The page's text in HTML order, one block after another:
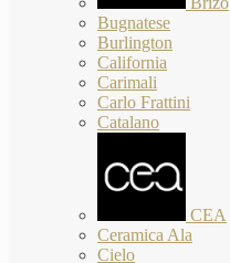
Bugnatese
Burlington
California
Carimali
Carlo Frattini
Catalano
CEA
Ceramica Ala
Cielo